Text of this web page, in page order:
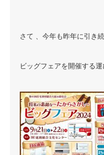
さて 、今年も昨年に引き
ビッグフェアを開催する運